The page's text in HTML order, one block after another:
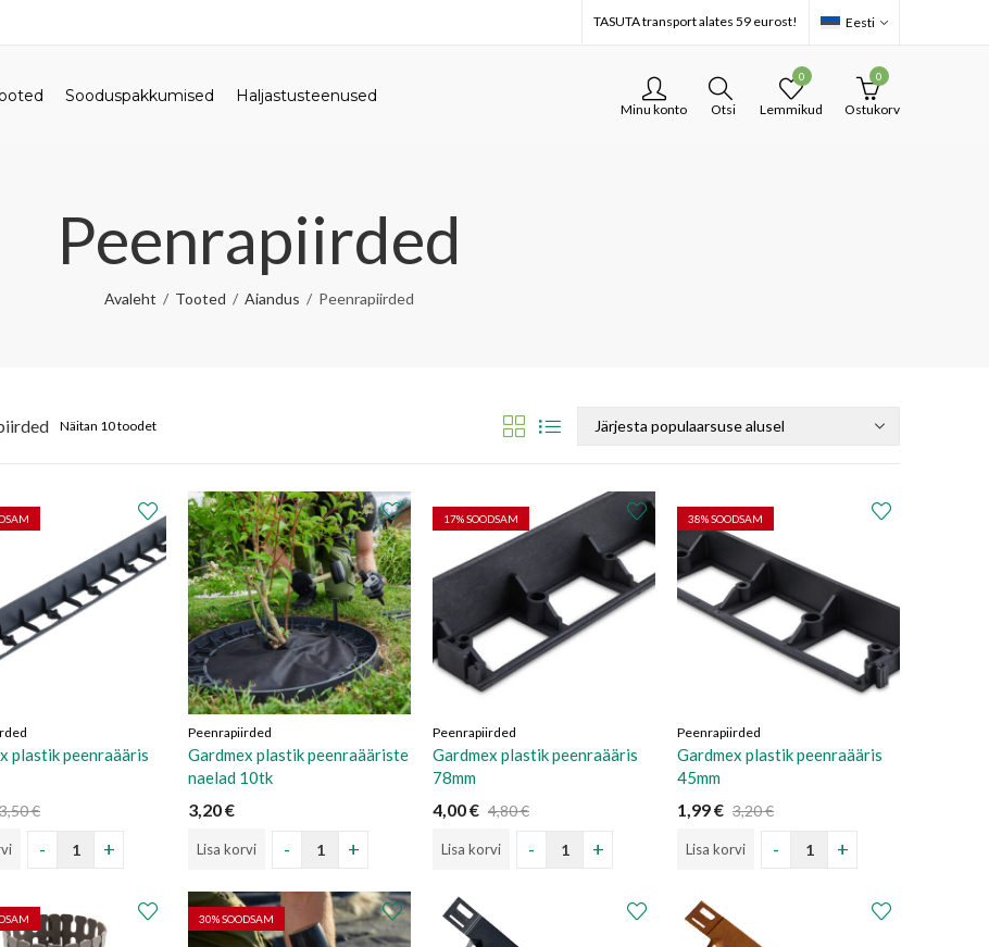
TASUTA transport alates 59 eurost! Eesti
Sooduspakkumised Haljastusteenused
Minu konto Otsi
0
Lemmikud
0
Ostukorv
Peenrapiirded
Avaleht Tooted Aiandus Peenrapiirded
Näitan 10 toodet
plastik peenraääris
3,50€
Peenrapiirded
Gardmex plastik peenraääriste
naelad 10tk
3,20€
Lisa korvi
17% SOODSAM
Peenrapiirded
Gardmex plastik peenraääris
78mm
4,00€ 4,80€
Lisa korvi
38% SOODSAM
Peenrapiirded
Gardmex plastik peenraääris
45mm
1,99€ 3,20€
Lisa korvi
30% SOODSAM